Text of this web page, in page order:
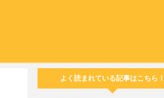
よく読まれている記事はこちら！